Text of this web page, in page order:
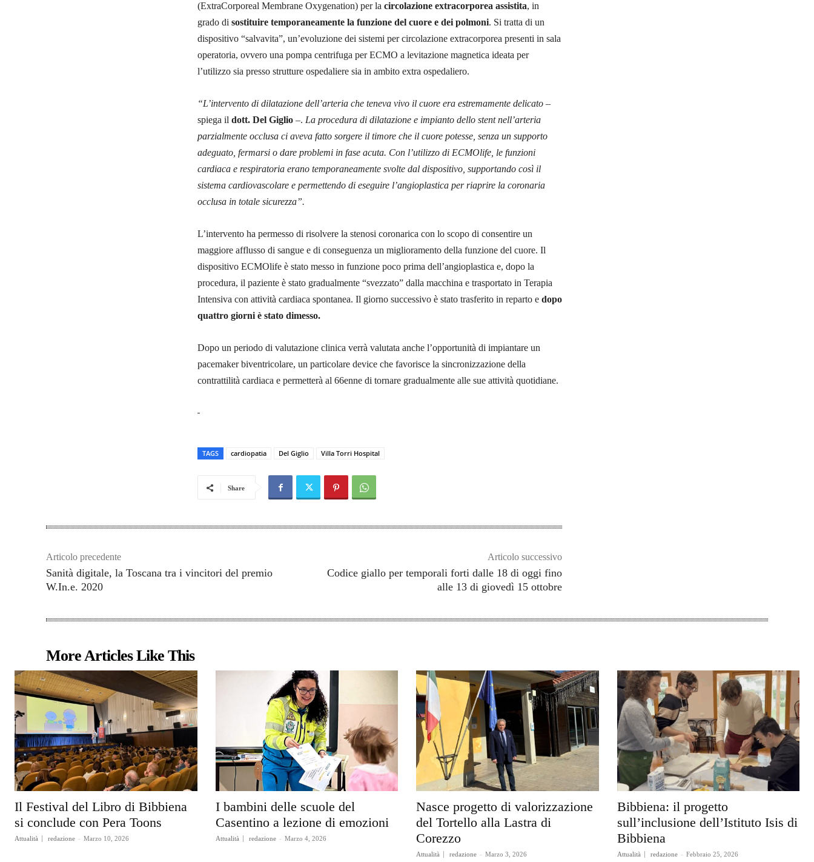
(ExtraCorporeal Membrane Oxygenation) per la circolazione extracorporea assistita, in
grado di sostituire temporaneamente la funzione del cuore e dei polmoni. Si tratta di un
dispositivo “salvavita”, un’evoluzione dei sistemi per circolazione extracorporea presenti in sala
operatoria, ovvero una pompa centrifuga per ECMO a levitazione magnetica ideata per
l’utilizzo sia presso strutture ospedaliere sia in ambito extra ospedaliero.
“L’intervento di dilatazione dell’arteria che teneva vivo il cuore era estremamente delicato –
spiega il dott. Del Giglio –. La procedura di dilatazione e impianto dello stent nell’arteria
parzialmente occlusa ci aveva fatto sorgere il timore che il cuore potesse, senza un supporto
adeguato, fermarsi o dare problemi in fase acuta. Con l’utilizzo di ECMOlife, le funzioni
cardiaca e respiratoria erano temporaneamente svolte dal dispositivo, supportando così il
sistema cardiovascolare e permettendo di eseguire l’angioplastica per riaprire la coronaria
occlusa in totale sicurezza”.
L’intervento ha permesso di risolvere la stenosi coronarica con lo scopo di consentire un
maggiore afflusso di sangue e di conseguenza un miglioramento della funzione del cuore. Il
dispositivo ECMOlife è stato messo in funzione poco prima dell’angioplastica e, dopo la
procedura, il paziente è stato gradualmente “svezzato” dalla macchina e trasportato in Terapia
Intensiva con attività cardiaca spontanea. Il giorno successivo è stato trasferito in reparto e dopo
quattro giorni è stato dimesso.
Dopo un periodo di valutazione clinica verrà valutata anche l’opportunità di impiantare un
pacemaker biventricolare, un particolare device che favorisce la sincronizzazione della
contrattilità cardiaca e permetterà al 66enne di tornare gradualmente alle sue attività quotidiane.
TAGS cardiopatia Del Giglio Villa Torri Hospital
Share
Articolo precedente
Sanità digitale, la Toscana tra i vincitori del premio
W.In.e. 2020
Articolo successivo
Codice giallo per temporali forti dalle 18 di oggi fino
alle 13 di giovedì 15 ottobre
More Articles Like This
Il Festival del Libro di Bibbiena
si conclude con Pera Toons
Attualità redazione - Marzo 10, 2026
I bambini delle scuole del
Casentino a lezione di emozioni
Attualità redazione - Marzo 4, 2026
Nasce progetto di valorizzazione
del Tortello alla Lastra di
Corezzo
Attualità redazione - Marzo 3, 2026
Bibbiena: il progetto
sull’inclusione dell’Istituto Isis di
Bibbiena
Attualità redazione - Febbraio 25, 2026